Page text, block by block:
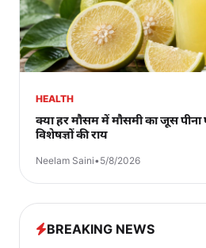
HEALTH
क्या हर मौसम में मौसमी का जूस
विशेषज्ञों की राय
Neelam Saini•5/8/2026
BREAKING NEWS